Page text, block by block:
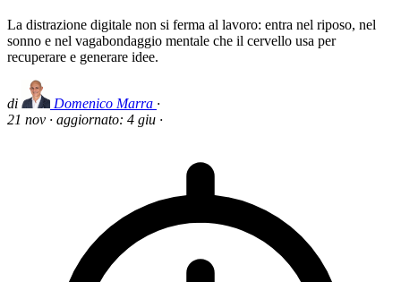
La distrazione digitale non si ferma al lavoro: entra nel riposo, nel
sonno e nel vagabondaggio mentale che il cervello usa per
recuperare e generare idee.
di Domenico Marra ·
21 nov · aggiornato: 4 giu ·